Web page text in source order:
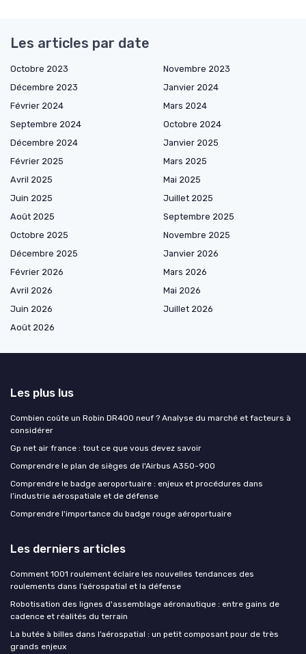
Les articles par date
Octobre 2023
Novembre 2023
Décembre 2023
Janvier 2024
Février 2024
Mars 2024
Septembre 2024
Octobre 2024
Décembre 2024
Janvier 2025
Février 2025
Mars 2025
Avril 2025
Mai 2025
Juin 2025
Juillet 2025
Août 2025
Septembre 2025
Octobre 2025
Novembre 2025
Décembre 2025
Janvier 2026
Février 2026
Mars 2026
Avril 2026
Mai 2026
Juin 2026
Juillet 2026
Août 2026
Les plus lus
Combien coûte un Robin DR400 neuf ? Analyse du marché et facteurs à
considérer
Gp net air france : tout ce que vous devez savoir
Comprendre le plan de sièges de l'Airbus A350-900
Comprendre le badge aeroportuaire : enjeux et procédures dans
l’industrie aérospatiale et de défense
Comprendre l'importance du badge rouge aéroportuaire
Les derniers articles
Comment 1001 roulement éclaire les nouvelles tendances des
roulements dans l’aérospatial et la défense
Robotisation des lignes d'assemblage aéronautique : entre gains de
cadence et réalités du terrain
La butée à billes dans l’aérospatial : un petit composant pour de très
grands enjeux